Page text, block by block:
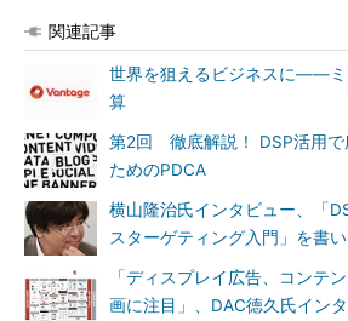
関連記事
世界を狙えるビジネスに――ミ
算
第2回 徹底解説！ DSP活用で
ためのPDCA
横山隆治氏インタビュー、「
スターゲティング入門」を書い
「ディスプレイ広告、コンテ
画に注目」、DAC徳久氏イン